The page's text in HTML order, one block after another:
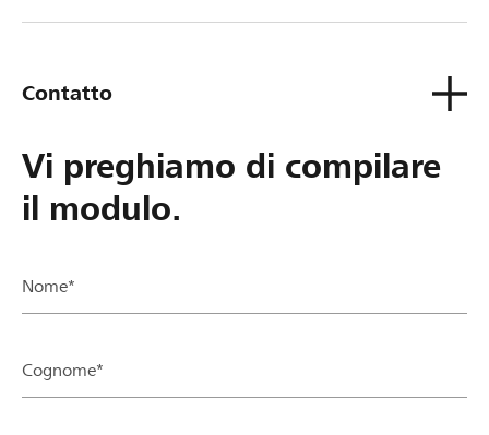
Contatto
Vi preghiamo di compilare
il modulo.
Nome*
Cognome*